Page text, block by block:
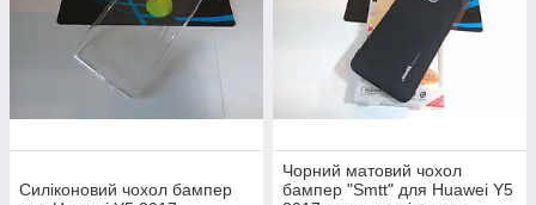
Силіконовий чохол бампер
Чорний матовий чохол
бампер "Smtt" для Huawei Y5